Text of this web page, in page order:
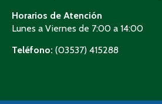
Horarios de Atención
Lunes a Viernes de 7:00 a 14:00
Teléfono: (03537) 415288